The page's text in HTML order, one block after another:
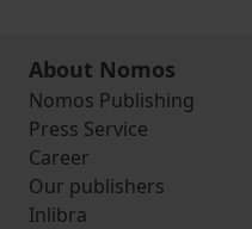
About Nomos
Nomos Publishing
Press Service
Career
Our publishers
Inlibra